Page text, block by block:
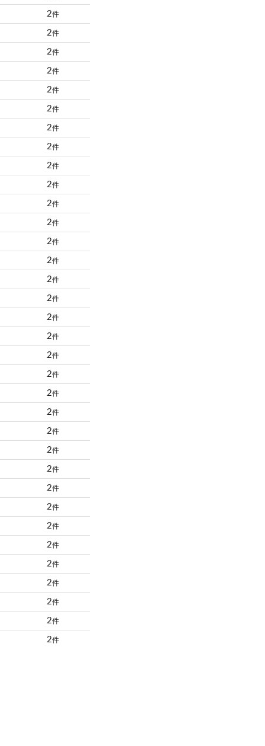
2件
2件
2件
2件
2件
2件
2件
2件
2件
2件
2件
2件
2件
2件
2件
2件
2件
2件
2件
2件
2件
2件
2件
2件
2件
2件
2件
2件
2件
2件
2件
2件
2件
2件